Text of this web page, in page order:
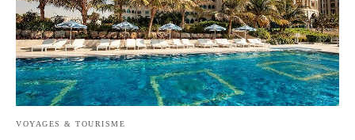
VOYAGES & TOURISME